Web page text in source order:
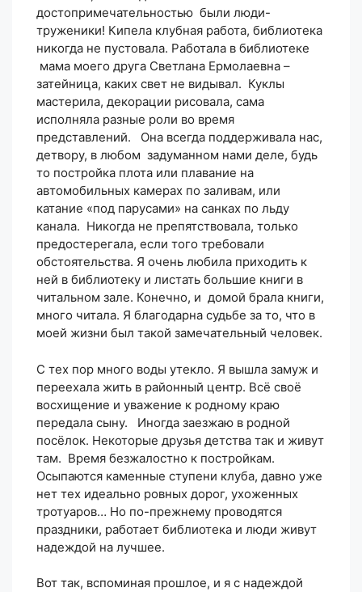
достопримечательностью были люди-
труженики! Кипела клубная работа, библиотека
никогда не пустовала. Работала в библиотеке
мама моего друга Светлана Ермолаевна –
затейница, каких свет не видывал. Куклы
мастерила, декорации рисовала, сама
исполняла разные роли во время
представлений. Она всегда поддерживала нас,
детвору, в любом задуманном нами деле, будь
то постройка плота или плавание на
автомобильных камерах по заливам, или
катание «под парусами» на санках по льду
канала. Никогда не препятствовала, только
предостерегала, если того требовали
обстоятельства. Я очень любила приходить к
ней в библиотеку и листать большие книги в
читальном зале. Конечно, и домой брала книги,
много читала. Я благодарна судьбе за то, что в
моей жизни был такой замечательный человек.
С тех пор много воды утекло. Я вышла замуж и
переехала жить в районный центр. Всё своё
восхищение и уважение к родному краю
передала сыну. Иногда заезжаю в родной
посёлок. Некоторые друзья детства так и живут
там. Время безжалостно к постройкам.
Осыпаются каменные ступени клуба, давно уже
нет тех идеально ровных дорог, ухоженных
тротуаров… Но по-прежнему проводятся
праздники, работает библиотека и люди живут
надеждой на лучшее.
Вот так, вспоминая прошлое, и я с надеждой